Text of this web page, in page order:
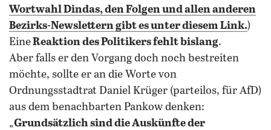
Wortwahl Dindas, den Folgen und allen anderen
Bezirks-Newsletterngibt es unter diesem Link.)
EineReaktion des Politikers fehlt bislang.
Aber falls er den Vorgang doch noch bestreiten
möchte, sollte er an die Worte von
Ordnungsstadtrat Daniel Krüger (parteilos, für AfD)
aus dem benachbarten Pankow denken:
„Grundsätzlich sind die Auskünfte der